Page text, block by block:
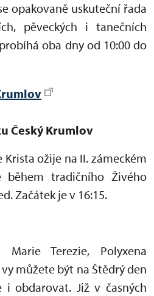
opakovaně uskuteční řada
pěveckých i tanečních
oba dny od 10:00 do
Český Krumlov
Krista ožije na II. zámeckém
během tradičního Živého
Začátek je v 16:15.
Marie Terezie, Polyxena
můžete být na Štědrý den
obdarovat. Již v časných